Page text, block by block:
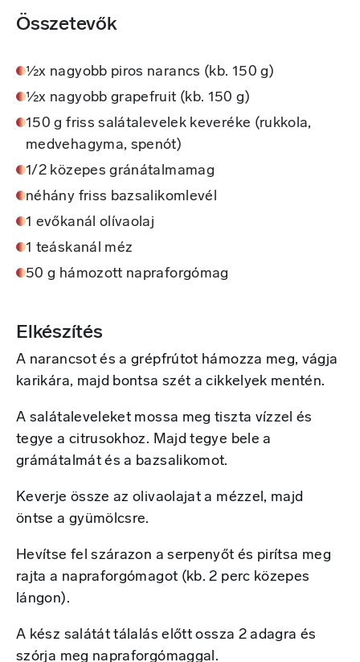
Összetevők
½x nagyobb piros narancs (kb. 150 g)
½x nagyobb grapefruit (kb. 150 g)
150 g friss salátalevelek keveréke (rukkola,
medvehagyma, spenót)
1/2 közepes gránátalmamag
néhány friss bazsalikomlevél
1 evőkanál olívaolaj
1 teáskanál méz
50 g hámozott napraforgómag
Elkészítés
A narancsot és a grépfrútot hámozza meg, vágja
karikára, majd bontsa szét a cikkelyek mentén.
A salátaleveleket mossa meg tiszta vízzel és
tegye a citrusokhoz. Majd tegye bele a
grámátalmát és a bazsalikomot.
Keverje össze az olivaolajat a mézzel, majd
öntse a gyümölcsre.
Hevítse fel szárazon a serpenyőt és pirítsa meg
rajta a napraforgómagot (kb. 2 perc közepes
lángon).
A kész salátát tálalás előtt ossza 2 adagra és
szórja meg napraforgómaggal.